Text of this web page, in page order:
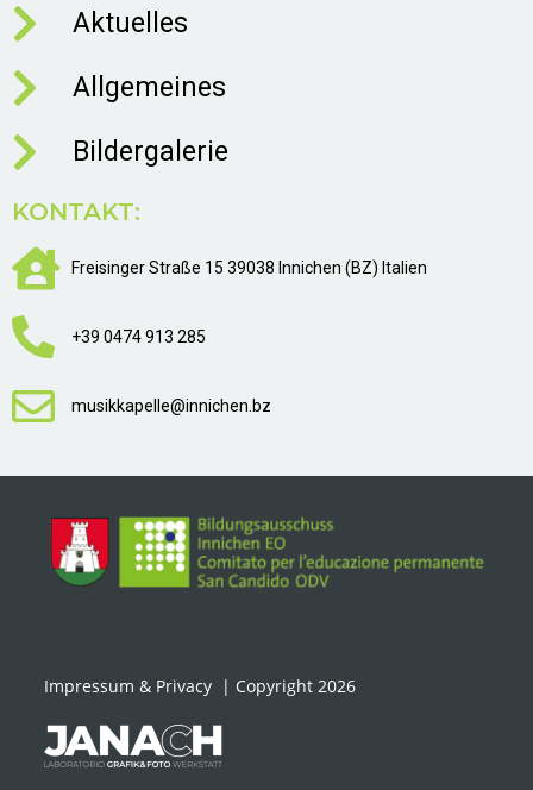
Aktuelles
Allgemeines
Bildergalerie
KONTAKT:
Freisinger Straße 15 39038 Innichen (BZ) Italien
+39 0474 913 285
musikkapelle@innichen.bz
Impressum & Privacy | Copyright 2026